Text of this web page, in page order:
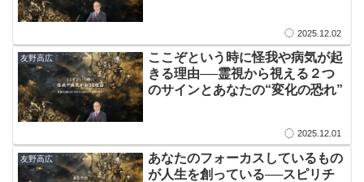
2025.12.02
友野高広
​ここぞという時に怪我や病気が起
きる理由──霊視から視える２つ
のサインとあなたの“変化の恐れ”
2025.12.01
友野高広
​あなたのフォーカスしているもの
が人生を創っている──スピリチ